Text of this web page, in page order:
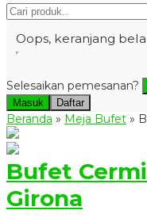
Oops, keranjang
Selesaikan pemesanan?
Masuk
Daftar
Beranda » Meja Bufet »
Bufet
Girona